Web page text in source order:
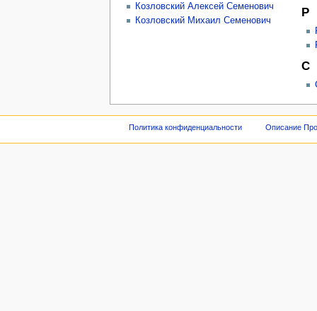
Козловский Алексей Семенович
Козловский Михаил Семенович
Р
С
Политика конфиденциальности Описание